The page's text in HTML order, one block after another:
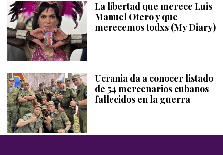
La libertad que merece Luis
Manuel Otero y que
merecemos todxs (My Diary)
Ucrania da a conocer listado
de 54 mercenarios cubanos
fallecidos en la guerra